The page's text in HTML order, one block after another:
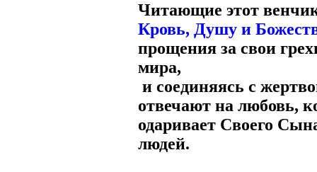
Читающие этот
Кровь, Душу и
прощения за свои
мира,
и соединяясь с
отвечают на любовь,
одаривает Своего
людей.